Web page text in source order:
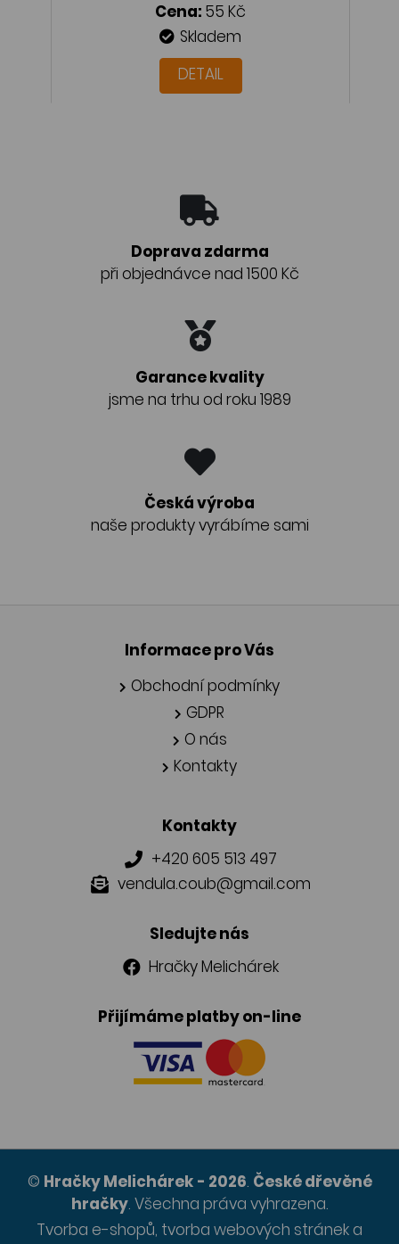
Cena: 55 Kč
Skladem
DETAIL
Doprava zdarma
při objednávce nad 1500 Kč
Garance kvality
jsme na trhu od roku 1989
Česká výroba
naše produkty vyrábíme sami
Informace pro Vás
Obchodní podmínky
GDPR
O nás
Kontakty
Kontakty
+420 605 513 497
vendula.coub@gmail.com
Sledujte nás
Hračky Melichárek
Přijímáme platby on-line
© Hračky Melichárek - 2026. České dřevěné
hračky. Všechna práva vyhrazena.
Tvorba e-shopů, tvorba webových stránek a